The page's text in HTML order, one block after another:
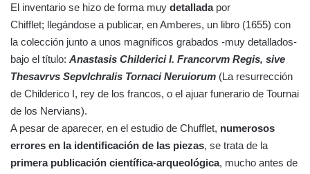
El inventario se hizo de forma muy detalladapor
Chifflet; llegándose a publicar, en Amberes, un libro (1655) con
la colección junto a unos magníficos grabados -muy detallados-
bajo el título: Anastasis Childerici I. Francorvm Regis, sive
Thesavrvs Sepvlchralis Tornaci Neruiorum (La resurrección
de Childerico I, rey de los francos, o el ajuar funerario de Tournai
de los Nervians).
A pesar de aparecer, en el estudio de Chufflet, numerosos
errores en la identificación de las piezas, se trata de la
primera publicación científica-arqueológica, mucho antes de